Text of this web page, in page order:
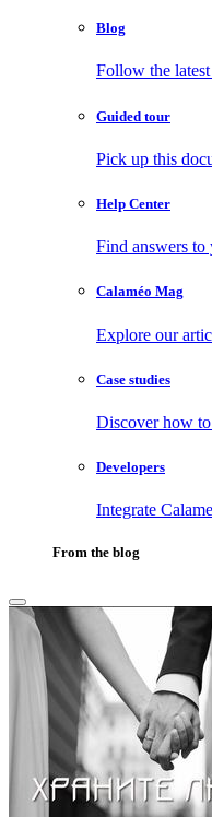
Blog
Follow the
Guided tour
Pick up this
Help Center
Find answers
Calaméo Mag
Explore our
Case studies
Discover how
Developers
Integrate
From the blog